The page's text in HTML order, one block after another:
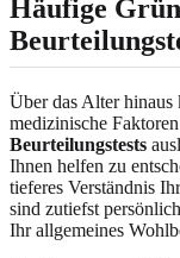
Häufige
Über das Alter hinaus
medizinische
Beurteilungstests
Ihnen helfen zu
tieferes Verständnis
sind zutiefst
Ihr allgemeines